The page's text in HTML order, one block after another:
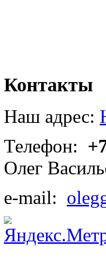
Контакты
Наш адрес:
Телефон:
Олег
e-mail: